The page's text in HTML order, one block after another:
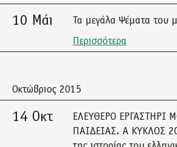
10 Μάι
Τα μεγάλα Ψέματα του
Περισσότερα
Οκτώβριος 2015
14 Οκτ
ΕΛΕΥΘΕΡΟ ΕΡΓΑΣΤΗΡΙ
ΠΑΙΔΕΙΑΣ. Α ΚΥΚΛΟΣ